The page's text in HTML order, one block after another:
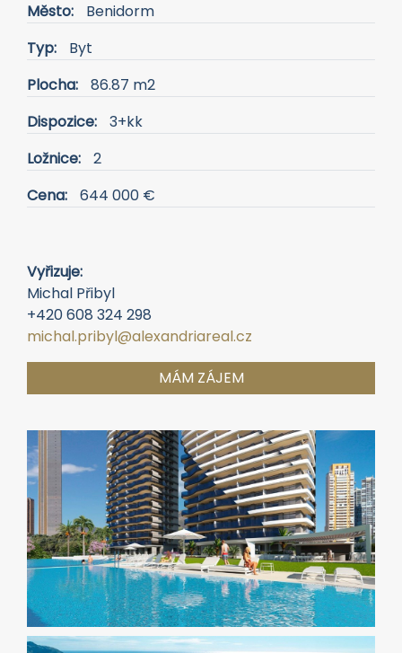
Město:
Benidorm
Typ:
Byt
Plocha:
86.87 m2
Dispozice:
3+kk
Ložnice:
2
Cena:
644 000 €
Vyřizuje:
Michal Přibyl
+420 608 324 298
michal.pribyl@alexandriareal.cz
MÁM ZÁJEM